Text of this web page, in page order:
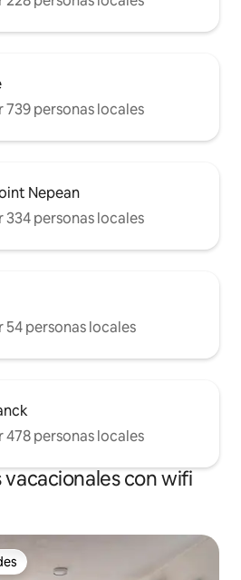
personas locales
Nepean
personas locales
personas locales
personas locales
con wifi